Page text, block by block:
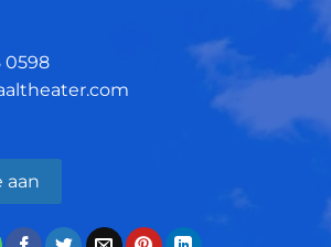
0598
aan